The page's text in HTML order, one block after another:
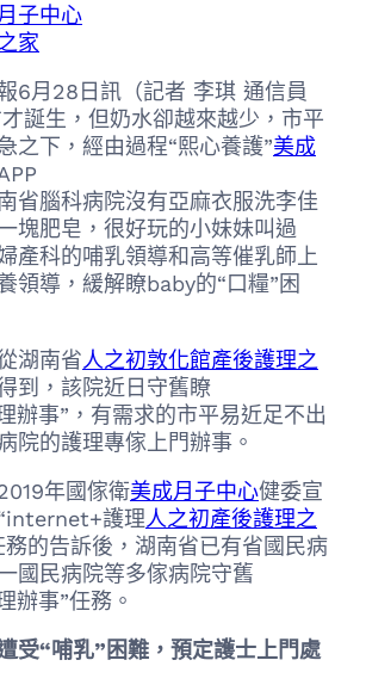
子中心
家
6月28日訊（記者 李琪 通信員
誕生，但奶水卻越來越少，市平
之下，經由過程“熙心養護”美成
省腦科病院沒有亞麻衣服洗李佳
塊肥皂，很好玩的小妹妹叫過
產科的哺乳領導和高等催乳師上
領導，緩解瞭baby的“口糧”困
湖南省人之初敦化館產後護理之
到，該院近日守舊瞭
辦事”，有需求的市平易近足不出
院的護理專傢上門辦事。
年國傢衛美成月子中心健委宣
護理人之初產後護理之
務的告訴後，湖南省已有省國民病
國民病院等多傢病院守舊
辦事”任務。
受“哺乳”困難，預定護士上門處